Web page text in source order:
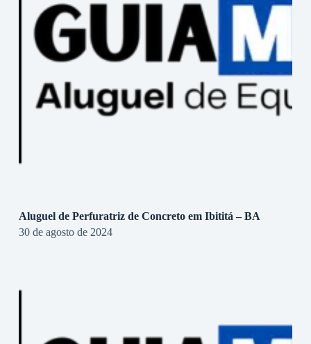
Aluguel de Perfuratriz de Concreto em Ibititá – BA
30 de agosto de 2024